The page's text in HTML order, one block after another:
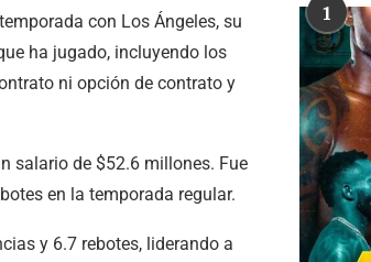
con Los Ángeles, su
ha jugado, incluyendo los
ni opción de contrato y
salario de $52.6 millones. Fue
en la temporada regular.
y 6.7 rebotes, liderando a
1